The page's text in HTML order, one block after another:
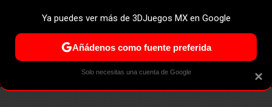
ESPECIALES PS5 NINTENDO SWITCH 2 XBOX SERIES
×
Ya puedes ver más de 3DJuegos MX en Google
Añádenos como fuente preferida
Solo necesitas una cuenta de Google